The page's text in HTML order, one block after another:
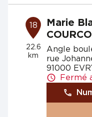
18
22.6
km
Marie
Angle
rue
91000
Fermé